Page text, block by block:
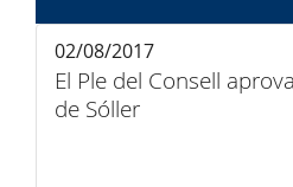
El Ple del Consell
de Sóller
02/08/2017